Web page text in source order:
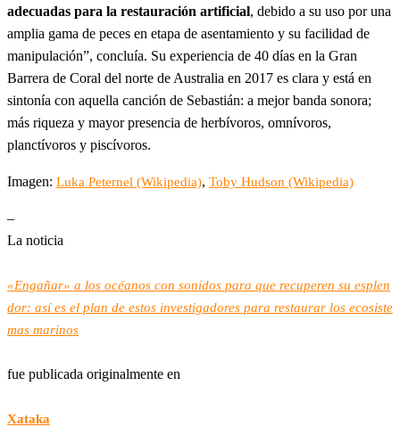
adecuadas para la restauración artificial, debido a su uso por una
amplia gama de peces en etapa de asentamiento y su facilidad de
manipulación”, concluía. Su experiencia de 40 días en la Gran
Barrera de Coral del norte de Australia en 2017 es clara y está en
sintonía con aquella canción de Sebastián: a mejor banda sonora;
más riqueza y mayor presencia de herbívoros, omnívoros,
planctívoros y piscívoros.
Imagen: Luka Peternel (Wikipedia), Toby Hudson (Wikipedia)
–
La noticia
«Engañar» a los océanos con sonidos para que recuperen su esplen
dor: así es el plan de estos investigadores para restaurar los ecosiste
mas marinos
fue publicada originalmente en
Xataka